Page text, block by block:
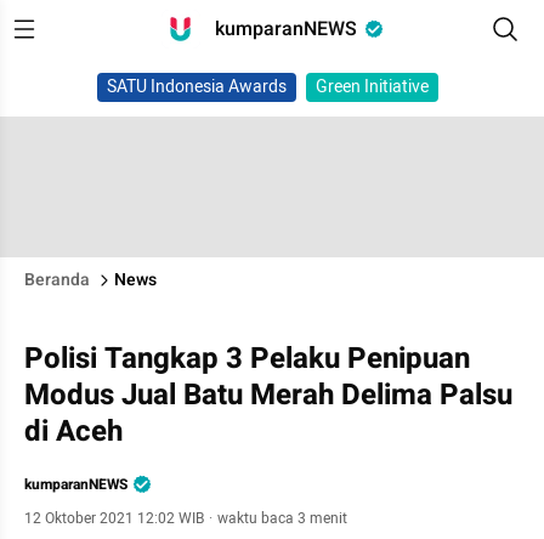
kumparanNEWS
SATU Indonesia Awards Green Initiative
Beranda News
Polisi Tangkap 3 Pelaku Penipuan
Modus Jual Batu Merah Delima Palsu
di Aceh
kumparanNEWS
12 Oktober 2021 12:02 WIB · waktu baca 3 menit